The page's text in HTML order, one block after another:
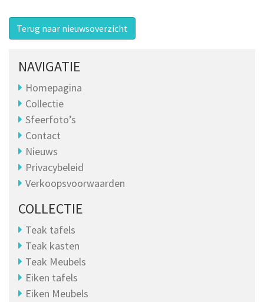
Terug naar nieuwsoverzicht
NAVIGATIE
Homepagina
Collectie
Sfeerfoto’s
Contact
Nieuws
Privacybeleid
Verkoopsvoorwaarden
COLLECTIE
Teak tafels
Teak kasten
Teak Meubels
Eiken tafels
Eiken Meubels